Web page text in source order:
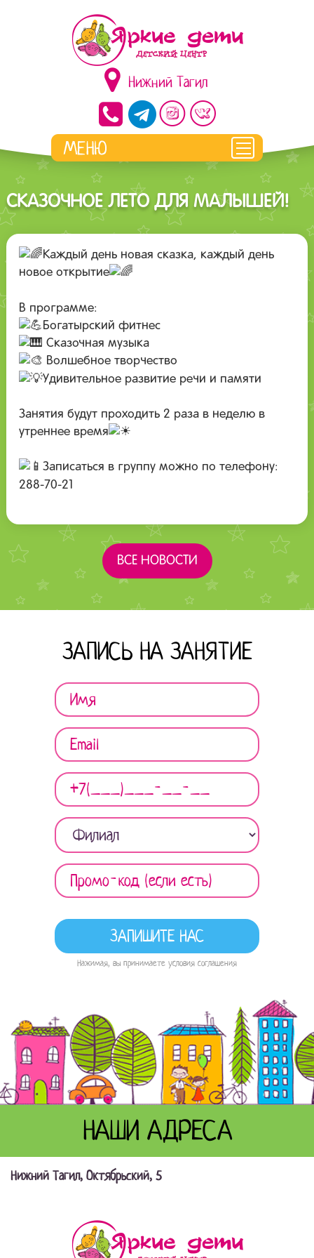
Нижний Тагил
СКАЗОЧНОЕ ЛЕТО ДЛЯ МАЛЫШЕЙ!
Каждый день новая сказка, каждый день
новое открытие
В программе:
Богатырский фитнес
Сказочная музыка
Волшебное творчество
Удивительное развитие речи и памяти
Занятия будут проходить 2 раза в неделю в
утреннее время
Записаться в группу можно по телефону:
288-70-21
ВСЕ НОВОСТИ
ЗАПИСЬ НА ЗАНЯТИЕ
Нажимая, вы принимаете условия соглашения
НАШИ АДРЕСА
Нижний Тагил, Октябрьский, 5